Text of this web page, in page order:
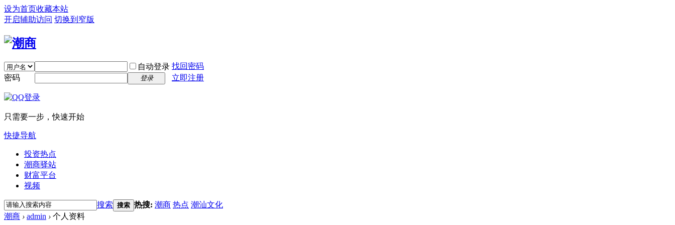
设为首页收藏本站
开启辅助访问 切换到窄版
自动登录 找回密码
密码
登录 立即注册
只需要一步，快速开始
快捷导航
投资热点
潮商驿站
财富平台
视频
搜索 搜索 热搜: 潮商 热点 潮汕文化
潮商 › admin › 个人资料